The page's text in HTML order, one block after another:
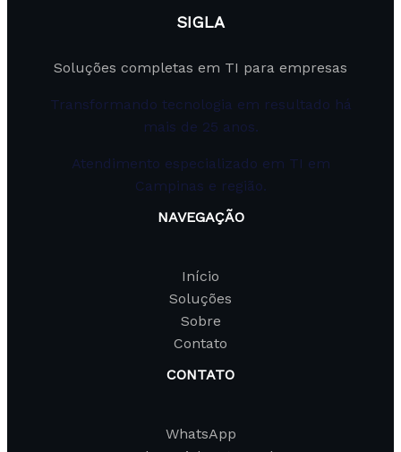
SIGLA
Soluções completas em TI para empresas
Transformando tecnologia em resultado há
mais de 25 anos.
Atendimento especializado em TI em
Campinas e região.
NAVEGAÇÃO
Início
Soluções
Sobre
Contato
CONTATO
WhatsApp